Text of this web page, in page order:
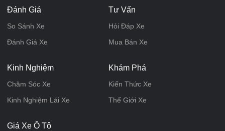
Đánh Giá
So Sánh Xe
Đánh Giá Xe
Tư Vấn
Hỏi Đáp Xe
Mua Bán Xe
Kinh Nghiệm
Chăm Sóc Xe
Kinh Nghiệm Lái Xe
Khám Phá
Kiến Thức Xe
Thế Giới Xe
Giá Xe Ô Tô